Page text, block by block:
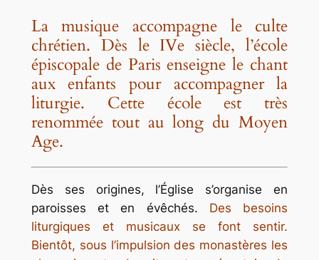
La musique accompagne le culte
chrétien. Dès le IVe siècle, l’école
épiscopale de Paris enseigne le chant
aux enfants pour accompagner la
liturgie. Cette école est très
renommée tout au long du Moyen
Age.
Dès ses origines, l’Église s’organise en
paroisses et en évêchés. Des besoins
liturgiques et musicaux se font sentir.
Bientôt, sous l’impulsion des monastères les